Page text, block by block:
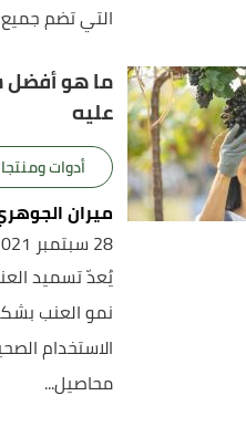
التي تضم جميع
ما هو أفضل
عليه
أدوات
ميران
28 سبتمبر 2021
يُعدّ تسميد
نمو العنب
الاستخدام
محاصيل...